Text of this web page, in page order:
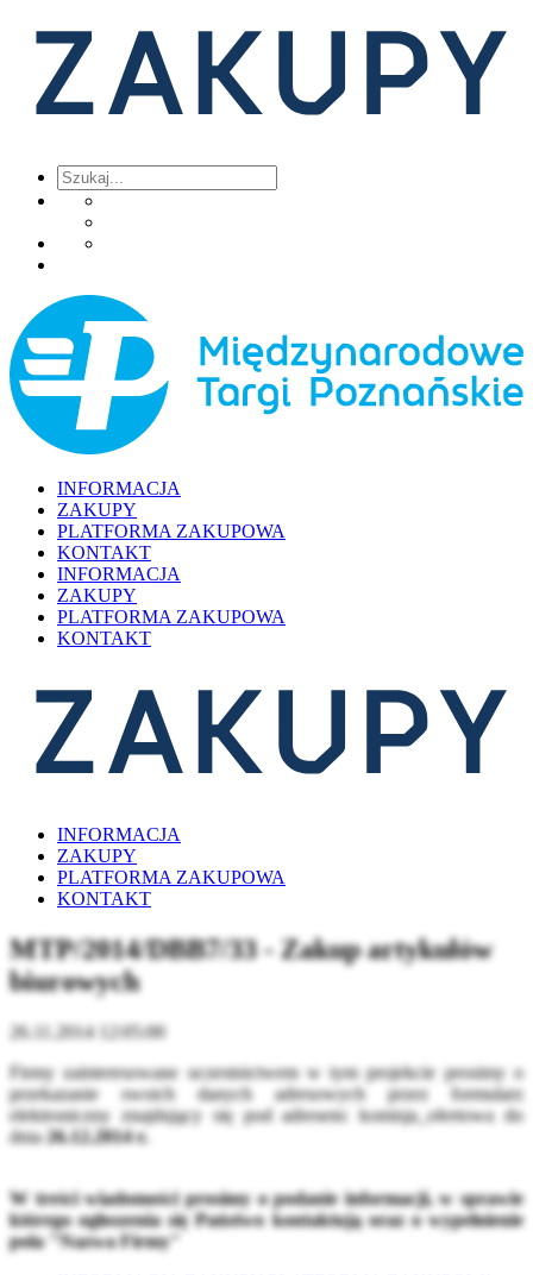
INFORMACJA
ZAKUPY
PLATFORMA ZAKUPOWA
KONTAKT
INFORMACJA
ZAKUPY
PLATFORMA ZAKUPOWA
KONTAKT
INFORMACJA
ZAKUPY
PLATFORMA ZAKUPOWA
KONTAKT
MTP/2014/DBB7/33 - Zakup artykułów
biurowych
26.11.2014 12:05:00
Firmy zainteresowane uczestnictwem w tym projekcie prosimy o
przekazanie swoich danych adresowych przez formularz
elektroniczny znajdujący się pod adresem:
komisja_ofertowa do
dnia 26.12.2014 r.
W treści wiadomości prosimy o podanie informacji, w sprawie
którego ogłoszenia się Państwo kontaktują oraz o wypełnienie
pola "Nazwa Firmy"